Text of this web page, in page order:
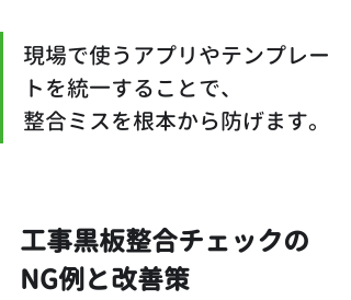
現場で使うアプリやテンプレー
トを統一することで、
整合ミスを根本から防げます。
工事黒板整合チェックの
NG例と改善策